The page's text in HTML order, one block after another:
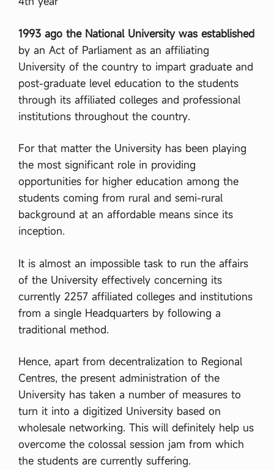
1993 ago the National University was established
by an Act of Parliament as an affiliating
University of the country to impart graduate and
post-graduate level education to the students
through its affiliated colleges and professional
institutions throughout the country.
For that matter the University has been playing
the most significant role in providing
opportunities for higher education among the
students coming from rural and semi-rural
background at an affordable means since its
inception.
It is almost an impossible task to run the affairs
of the University effectively concerning its
currently 2257 affiliated colleges and institutions
from a single Headquarters by following a
traditional method.
Hence, apart from decentralization to Regional
Centres, the present administration of the
University has taken a number of measures to
turn it into a digitized University based on
wholesale networking. This will definitely help us
overcome the colossal session jam from which
the students are currently suffering.